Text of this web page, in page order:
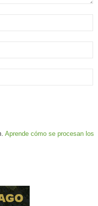
Aprende cómo se procesan los